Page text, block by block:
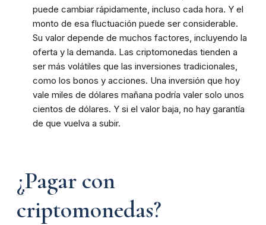
puede cambiar rápidamente, incluso cada hora. Y el
monto de esa fluctuación puede ser considerable.
Su valor depende de muchos factores, incluyendo la
oferta y la demanda. Las criptomonedas tienden a
ser más volátiles que las inversiones tradicionales,
como los bonos y acciones. Una inversión que hoy
vale miles de dólares mañana podría valer solo unos
cientos de dólares. Y si el valor baja, no hay garantía
de que vuelva a subir.
¿Pagar con
criptomonedas?